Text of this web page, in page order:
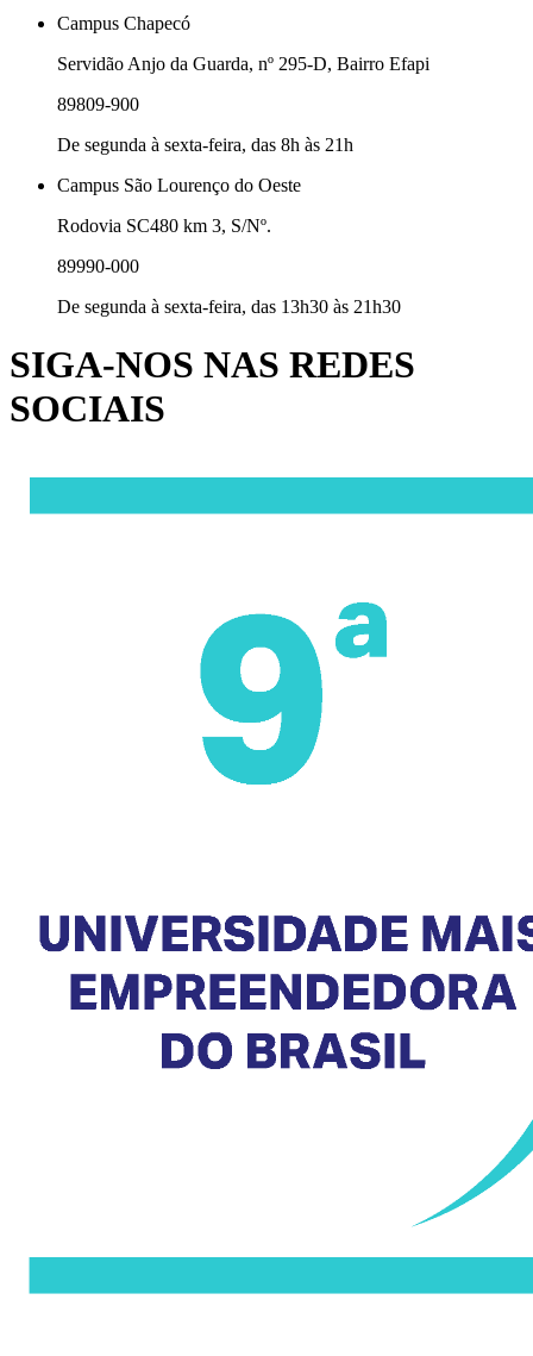
Campus Chapecó
Servidão Anjo da Guarda, nº 295-D, Bairro Efapi
89809-900
De segunda à sexta-feira, das 8h às 21h
Campus São Lourenço do Oeste
Rodovia SC480 km 3, S/Nº.
89990-000
De segunda à sexta-feira, das 13h30 às 21h30
SIGA-NOS NAS REDES
SOCIAIS